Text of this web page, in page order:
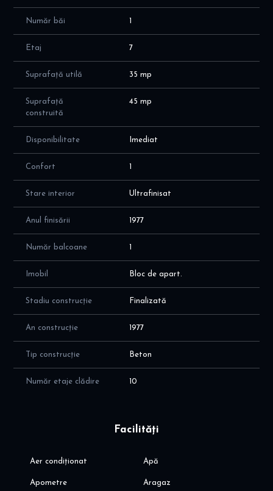
Număr băi 1
Etaj 7
Suprafață utilă 35 mp
Suprafață
construită
45 mp
Disponibilitate Imediat
Confort 1
Stare interior Ultrafinisat
Anul finisării 1977
Număr balcoane 1
Imobil Bloc de apart.
Stadiu construcție Finalizată
An construcție 1977
Tip construcție Beton
Număr etaje clădire 10
Facilități
Aer condiționat Apă
Apometre Aragaz